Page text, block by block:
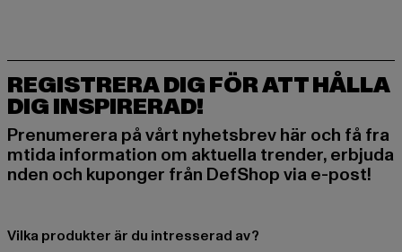
REGISTRERA DIG FÖR ATT HÅLLA
DIG INSPIRERAD!
Prenumerera på vårt nyhetsbrev här och få fra
mtida information om aktuella trender, erbjuda
nden och kuponger från DefShop via e-post!
Vilka produkter är du intresserad av?